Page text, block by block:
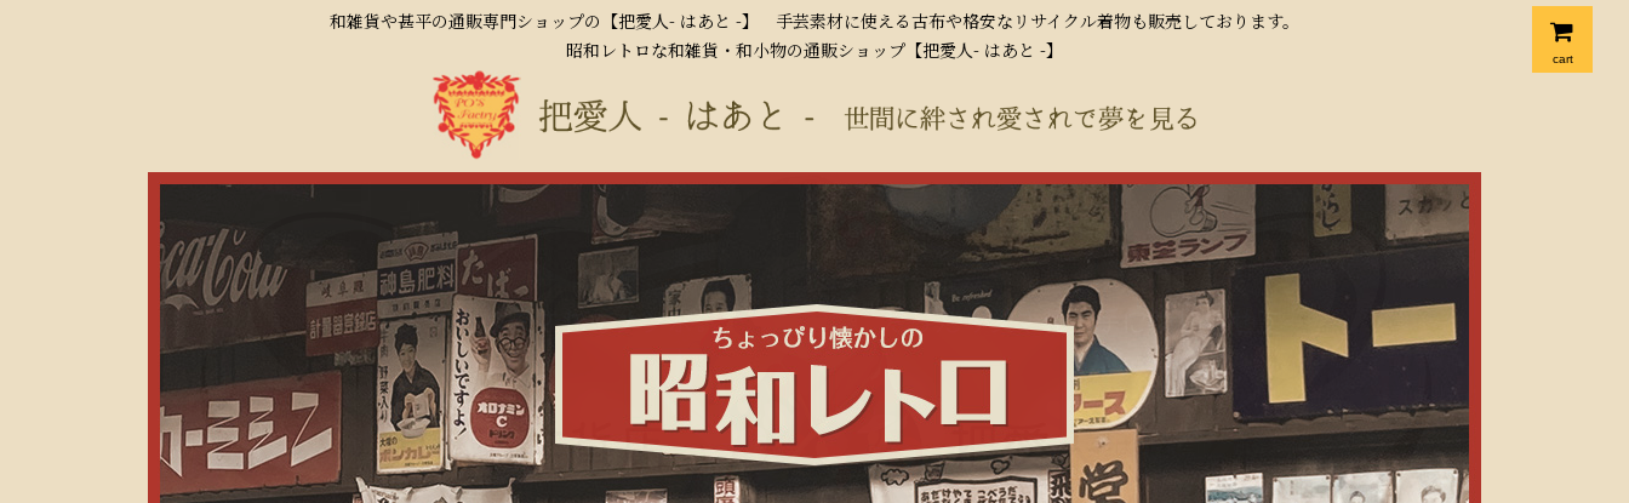
和雑貨や甚平の通販専門ショップの【把愛人- はあと -】 手芸素材に使える古布や格安なリサイクル着物も販売しております。
昭和レトロな和雑貨・和小物の通販ショップ【把愛人- はあと -】
cart